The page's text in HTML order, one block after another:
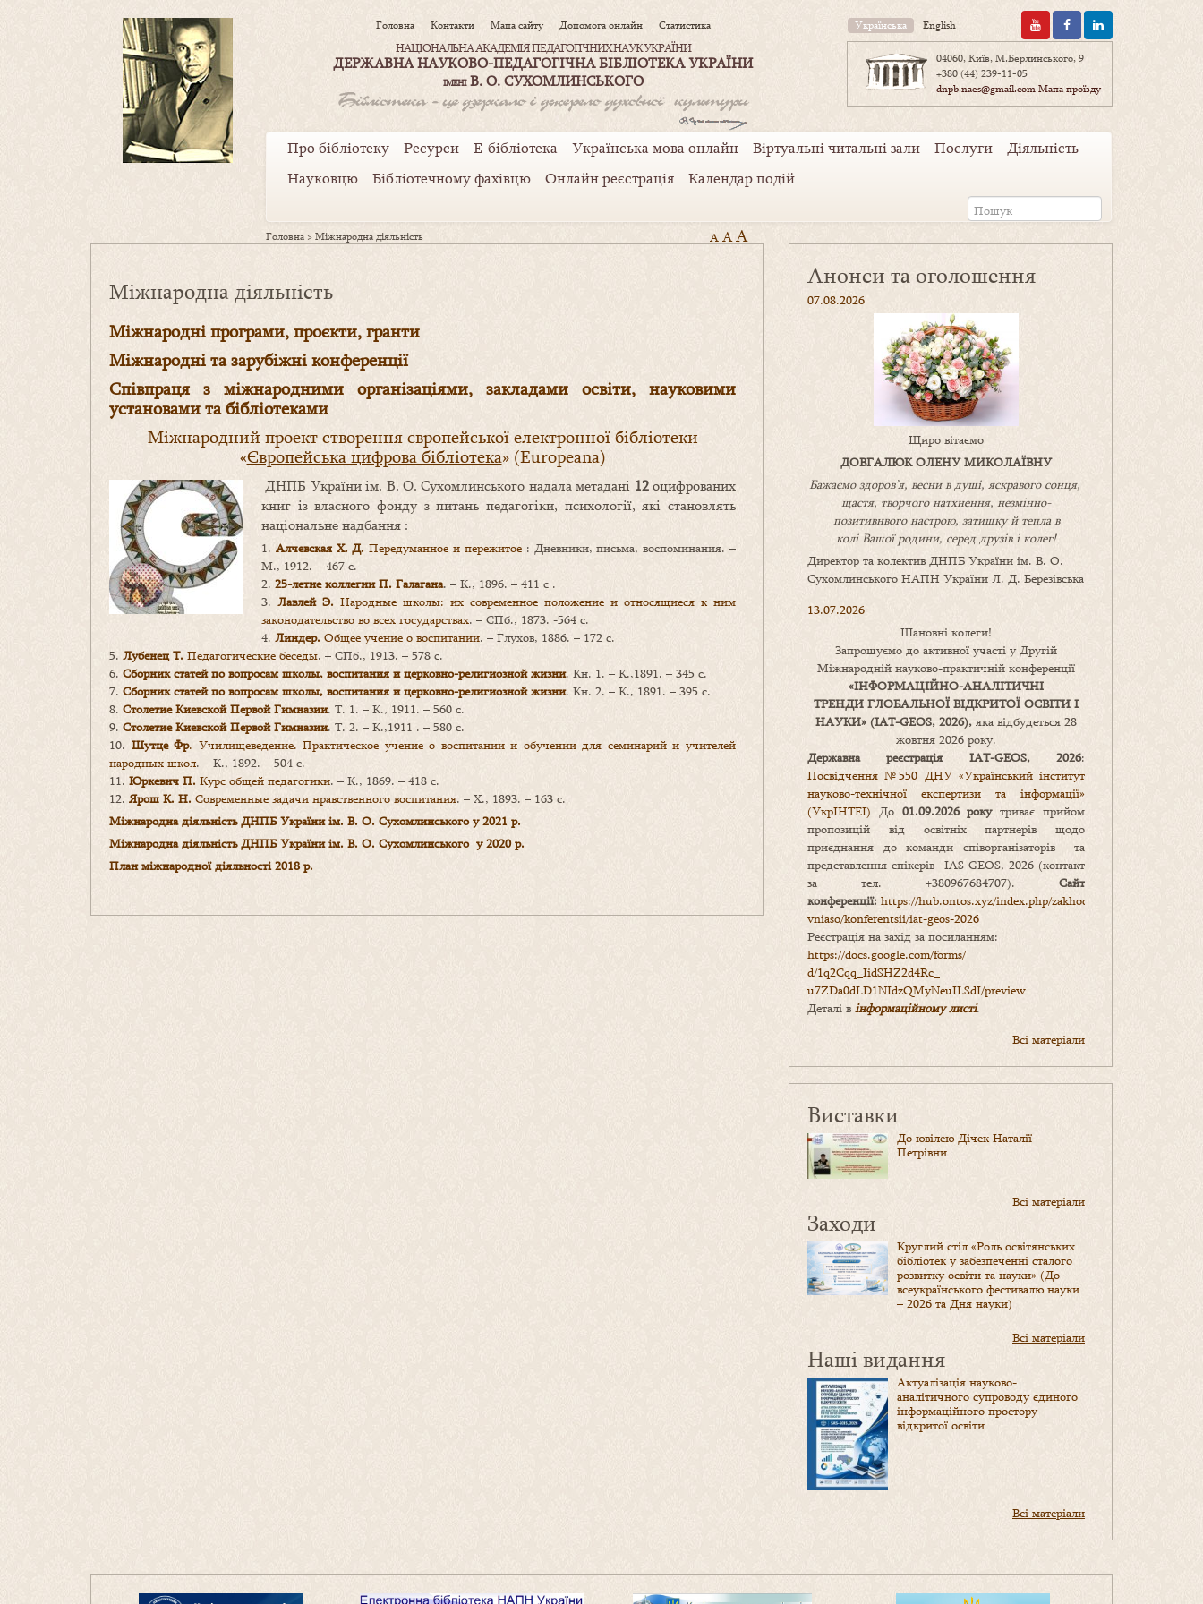
Головна Контакти Мапа сайту Допомога онлайн Статистика
НАЦІОНАЛЬНА АКАДЕМІЯ ПЕДАГОГІЧНИХ НАУК УКРАЇНИ
ДЕРЖАВНА НАУКОВО-ПЕДАГОГІЧНА БІБЛІОТЕКА УКРАЇНИ
ІМЕНІВ. О. СУХОМЛИНСЬКОГО
Українська English
04060, Київ, М.Берлинського, 9
+380 (44) 239-11-05
dnpb.naes@gmail.comМапа проїзду
Про бібліотеку Ресурси Е-бібліотека Українська мова онлайн Віртуальні читальні зали Послуги
Діяльність
Науковцю
Бібліотечному фахівцю Онлайн реєстрація Календар подій
Головна >Міжнародна діяльність A AA
Міжнародна діяльність
Міжнародні програми, проєкти, гранти
Міжнародні та зарубіжні конференції
Співпраця з міжнародними організаціями, закладами освіти, науковими
установами та бібліотеками
Міжнародний проект створення європейської електронної бібліотеки
«Європейська цифрова бібліотека» (Europeana)
ДНПБ України ім. В. О. Сухомлинського надала метадані 12оцифрованих
книг із власного фонду з питань педагогіки, психології, які становлять
національне надбання :
1. Алчевская Х. Д.Передуманное и пережитое: Дневники, письма, воспоминания. –
М., 1912. – 467 с.
2. 25-летие коллегии П. Галагана. – К., 1896. – 411 с .
3. Лавлей Э. Народные школы: их современное положение и относящиеся к ним
законодательство во всех государствах. – СПб., 1873. -564 с.
4. Линдер. Общее учение о воспитании. – Глухов, 1886. – 172 с.
5. Лубенец Т. Педагогические беседы. – СПб., 1913. – 578 с.
6. Сборник статей по вопросам школы, воспитания и церковно-религиозной жизни. Кн. 1. – К.,1891. – 345 с.
7. Сборник статей по вопросам школы, воспитания и церковно-религиозной жизни. Кн. 2. – К., 1891. – 395 с.
8. Столетие Киевской Первой Гимназии. Т. 1. – К., 1911. – 560 с.
9. Столетие Киевской Первой Гимназии. Т. 2. – К.,1911 . – 580 с.
10. Шутце Фр. Училищеведение. Практическое учение о воспитании и обучении для семинарий и учителей
народных школ. – К., 1892. – 504 с.
11. Юркевич П. Курс общей педагогики. – К., 1869. – 418 с.
12. Ярош К. Н. Современные задачи нравственного воспитания. – Х., 1893. – 163 с.
Міжнародна діяльність ДНПБ України ім. В. О. Сухомлинського у 2021 р.
Міжнародна діяльність ДНПБ України ім. В. О. Сухомлинського у 2020 р.
План міжнародної діяльності 2018 р.
Анонси та оголошення
07.08.2026
Щиро вітаємо
ДОВГАЛЮК ОЛЕНУ МИКОЛАЇВНУ
Бажаємо здоров’я, весни в душі, яскравого сонця,
щастя, творчого натхнення, незмінно-
позитивнвого настрою, затишкуйтепла в
коліВашоїродини, серед друзів і колег!
Директор та колектив ДНПБ України ім. В. О.
Сухомлинського НАПН України Л. Д. Березівська
13.07.2026
Шановні колеги!
Запрошуємо до активної участі у Другій
Міжнародній науково-практичній конференції
«ІНФОРМАЦІЙНО-АНАЛІТИЧНІ
ТРЕНДИ ГЛОБАЛЬНОЇ ВІДКРИТОЇ ОСВІТИ І
НАУКИ» (IAT-GEOS, 2026), яка відбудеться 28
жовтня 2026 року.
Державна реєстрація IAT-GEOS, 2026:
Посвідчення №550 ДНУ «Український інститут
науково-технічної експертизи та інформації»
(УкрІНТЕІ) До 01.09.2026 рокутриває прийом
пропозицій від освітніх партнерів щодо
приєднання до команди співорганізаторів та
представлення спікерів IAS-GEOS, 2026 (контакт
за тел. +380967684707). Сайт
конференції: https://hub.ontos.xyz/index.php/zakhody-
vniaso/konferentsii/iat-geos-2026
Реєстрація на захід за посиланням:
https://docs.google.com/forms/
d/1q2Cqq_IidSHZ2d4Rc_
u7ZDa0dLD1NIdzQMyNeuILSdI/preview
Деталі в інформаційному листі.
Всі матеріали
Виставки
До ювілею Дічек Наталії
Петрівни
Всі матеріали
Заходи
Круглий стіл «Роль освітянських
бібліотек у забезпеченні сталого
розвитку освіти та науки» (До
всеукраїнського фестивалю науки
– 2026 та Дня науки)
Всі матеріали
Наші видання
Актуалізація науково-
аналітичного супроводу єдиного
інформаційного простору
відкритої освіти
Всі матеріали